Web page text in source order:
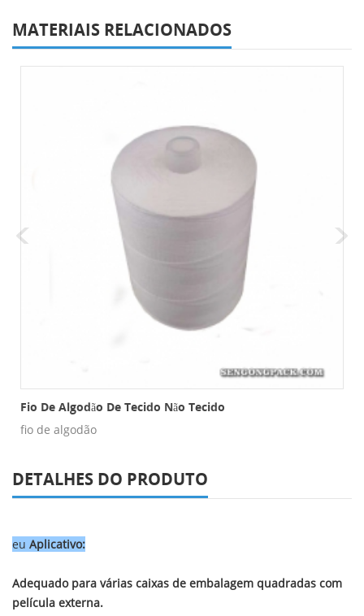
MATERIAIS RELACIONADOS
Fio De Algodão De Tecido Não Tecido
fio de algodão
DETALHES DO PRODUTO
eu Aplicativo:
Adequado para várias caixas de embalagem quadradas com
película externa.